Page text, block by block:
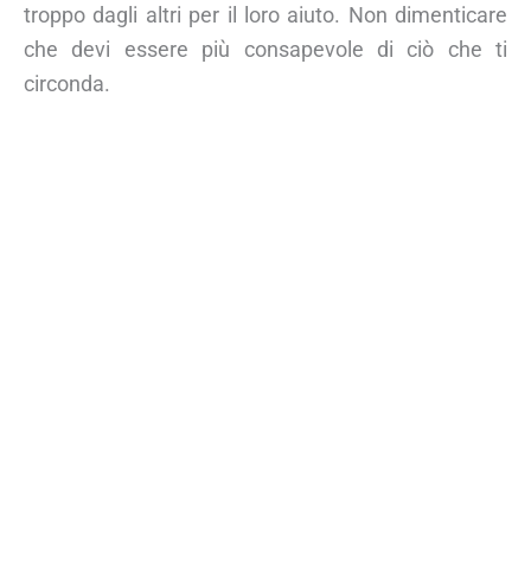
troppo dagli altri per il loro aiuto. Non dimenticare
che devi essere più consapevole di ciò che ti
circonda.